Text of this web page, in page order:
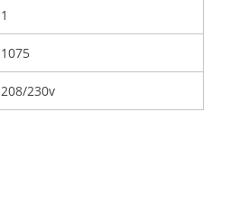
1
1075
208/230v